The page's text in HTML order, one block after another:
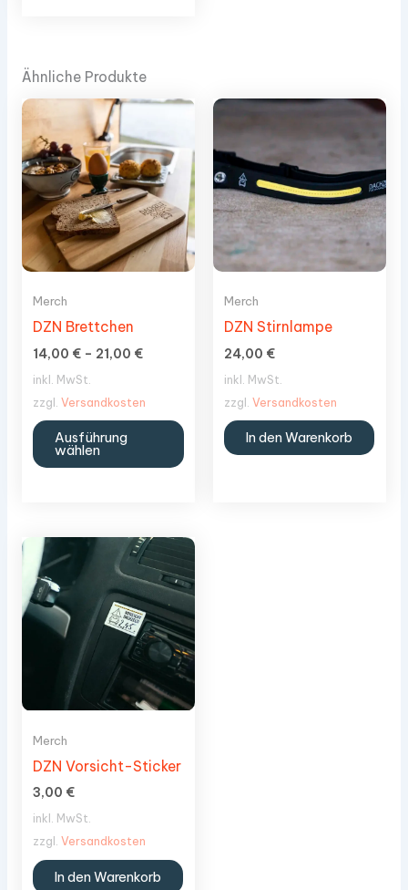
Optionen
der
Produktseite
gewählt
werden
Ähnliche Produkte
Merch
DZN Brettchen
14,00 €– 21,00 €
inkl. MwSt.
zzgl. Versandkosten
Ausführung
wählen
Dieses
Produkt
auf.
Optionen
können
auf
der
Produktseite
gewählt
Merch
DZN Stirnlampe
24,00 €
inkl. MwSt.
zzgl. Versandkosten
In den Warenkorb
Merch
DZN Vorsicht-Sticker
3,00 €
inkl. MwSt.
zzgl. Versandkosten
In den Warenkorb